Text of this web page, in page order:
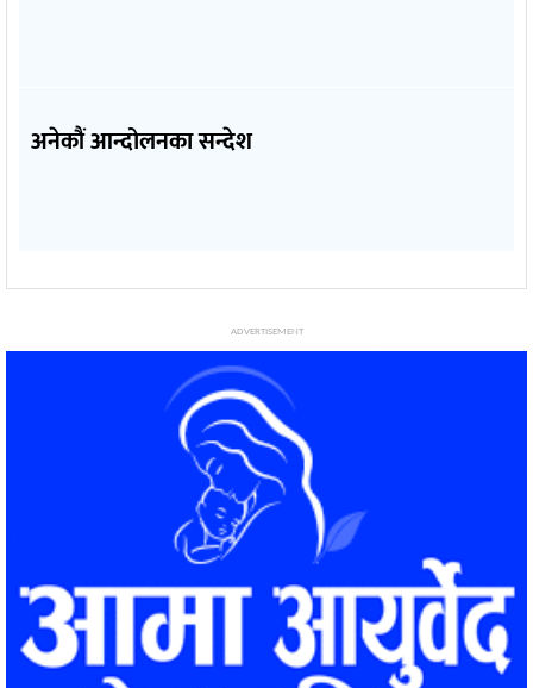
अनेकौं आन्दोलनका सन्देश
ADVERTISEMENT